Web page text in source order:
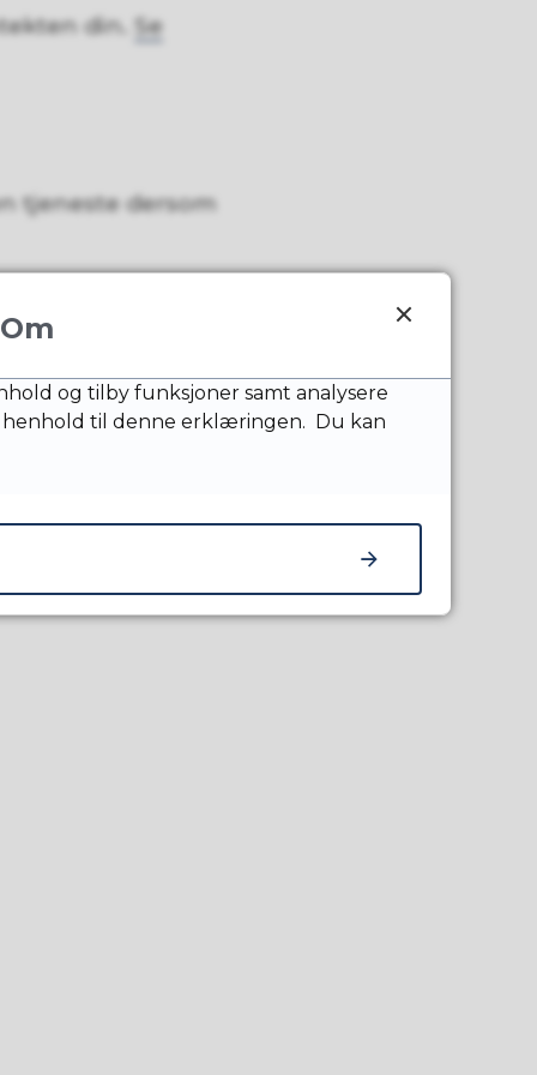
din. Se
tjeneste dersom
men også
for tverrfaglig
Om
og tilby funksjoner samt analysere
henhold til denne erklæringen. Du kan